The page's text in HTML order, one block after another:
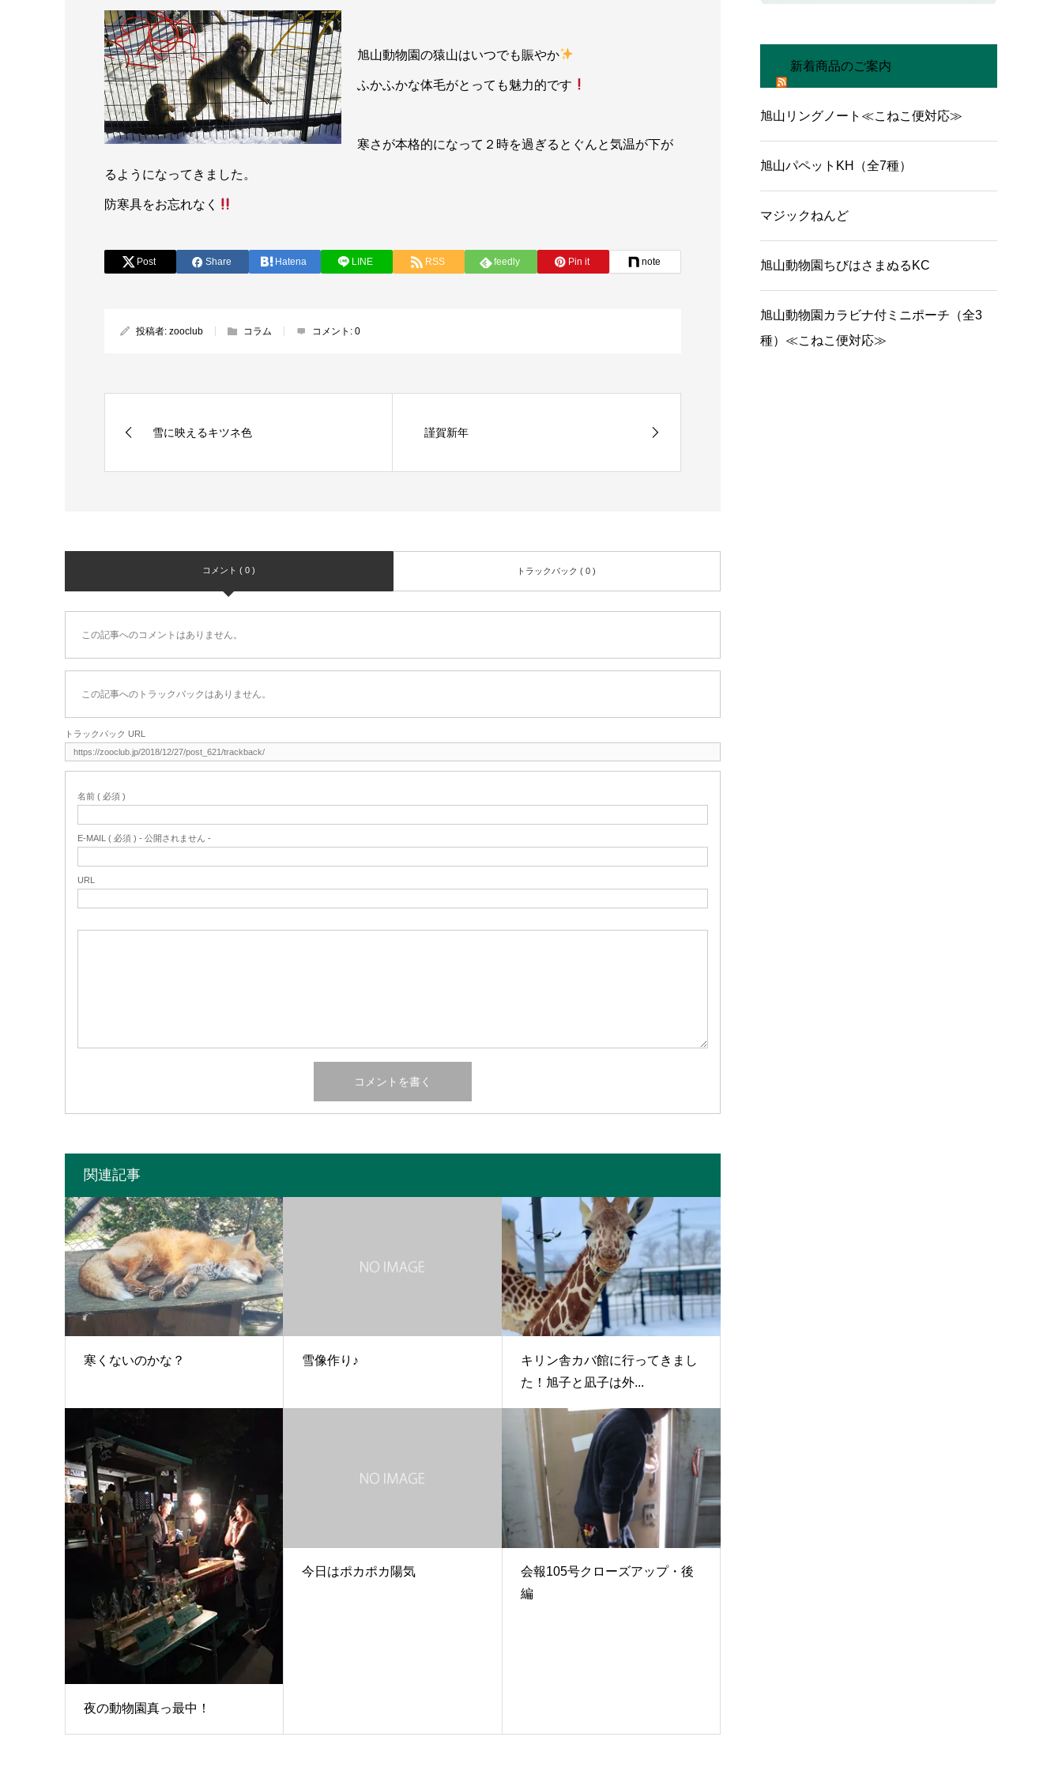
旭山動物園の猿山はいつでも賑やか
ふかふかな体毛がとっても魅力的です
寒さが本格的になって２時を過ぎるとぐんと気温が下が
るようになってきました。
防寒具をお忘れなく
Post Share Hatena LINE RSS feedly Pin it note
投稿者: zooclub コラム コメント: 0
雪に映えるキツネ色 謹賀新年
コメント ( 0 ) トラックバック ( 0 )
この記事へのコメントはありません。
この記事へのトラックバックはありません。
トラックバック URL
名前 ( 必須 )
E-MAIL ( 必須 ) - 公開されません -
URL
関連記事
寒くないのかな？ 雪像作り♪
キリン舎カバ館に行ってきまし
た！旭子と凪子は外...
夜の動物園真っ最中！
今日はポカポカ陽気
会報105号クローズアップ・後
編
新着商品のご案内
旭山リングノート≪こねこ便対応≫
旭山パペットKH（全7種）
マジックねんど
旭山動物園ちびはさまぬるKC
旭山動物園カラビナ付ミニポーチ（全3
種）≪こねこ便対応≫